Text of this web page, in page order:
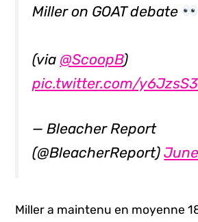
Miller on GOAT debate
(via @ScoopB)
pic.twitter.com/
— Bleacher Report
(@BleacherReport)
Miller a maintenu en moyenne